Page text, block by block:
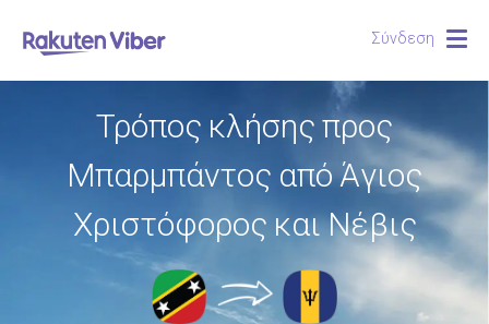
Σύνδεση
Τρόπος κλήσης προς
Μπαρμπάντος από Άγιος
Χριστόφορος και Νέβις